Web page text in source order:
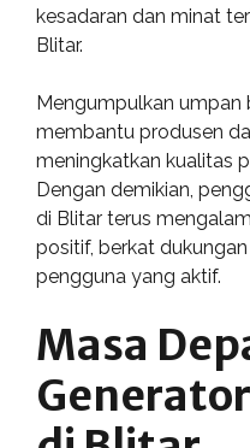
kesadaran dan minat
Blitar.
Mengumpulkan umpan
membantu produsen
meningkatkan kualitas
Dengan demikian,
di Blitar terus
positif, berkat
pengguna yang aktif.
Masa